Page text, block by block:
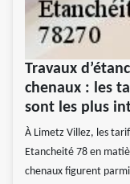
Travaux
chenaux : les
sont les plus
À Limetz Villez, les
Etancheité 78 en
chenaux figurent parmi